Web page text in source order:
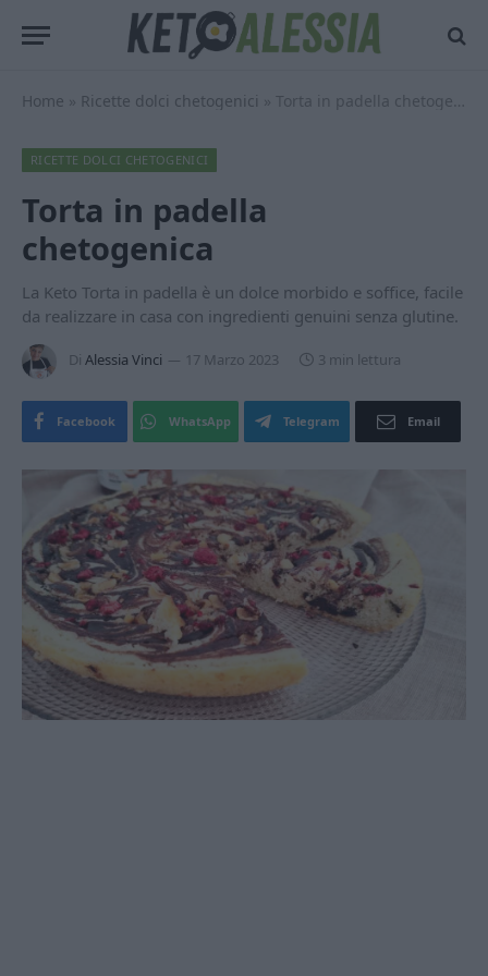
Home » Ricette dolci chetogenici » Torta in padella chetogenica
RICETTE DOLCI CHETOGENICI
Torta in padella
chetogenica
La Keto Torta in padella è un dolce morbido e soffice, facile
da realizzare in casa con ingredienti genuini senza glutine.
Di Alessia Vinci 17 Marzo 2023 3 min lettura
Facebook WhatsApp Telegram Email